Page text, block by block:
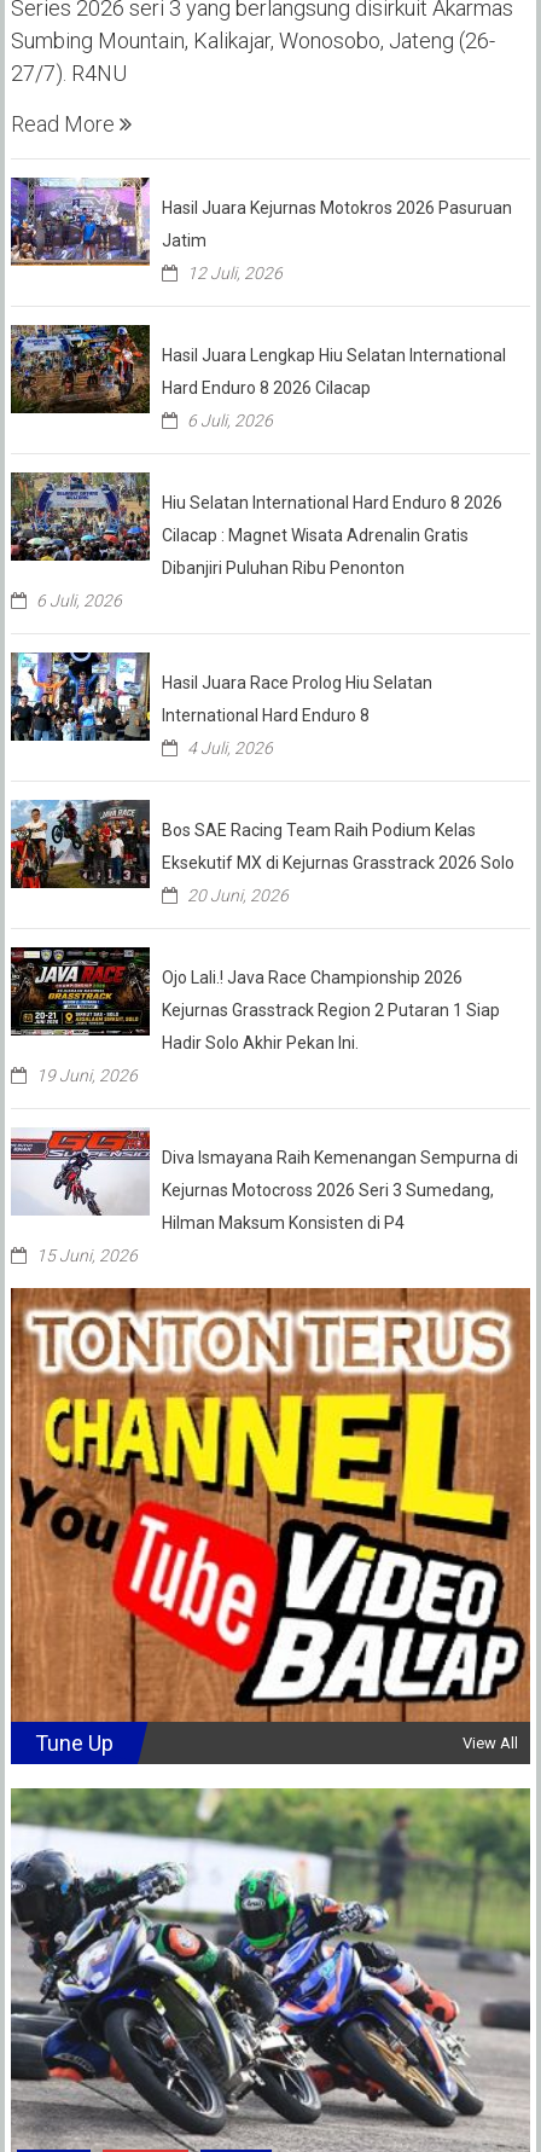
Series 2026 seri 3 yang berlangsung disirkuit Akarmas
Sumbing Mountain, Kalikajar, Wonosobo, Jateng (26-
27/7). R4NU
Read More
Hasil Juara Kejurnas Motokros 2026 Pasuruan
Jatim
12 Juli, 2026
Hasil Juara Lengkap Hiu Selatan International
Hard Enduro 8 2026 Cilacap
6 Juli, 2026
Hiu Selatan International Hard Enduro 8 2026
Cilacap : Magnet Wisata Adrenalin Gratis
Dibanjiri Puluhan Ribu Penonton
6 Juli, 2026
Hasil Juara Race Prolog Hiu Selatan
International Hard Enduro 8
4 Juli, 2026
Bos SAE Racing Team Raih Podium Kelas
Eksekutif MX di Kejurnas Grasstrack 2026 Solo
20 Juni, 2026
Ojo Lali.! Java Race Championship 2026
Kejurnas Grasstrack Region 2 Putaran 1 Siap
Hadir Solo Akhir Pekan Ini.
19 Juni, 2026
Diva Ismayana Raih Kemenangan Sempurna di
Kejurnas Motocross 2026 Seri 3 Sumedang,
Hilman Maksum Konsisten di P4
15 Juni, 2026
Tune Up View All